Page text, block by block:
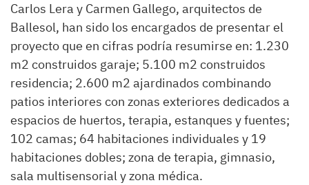
Carlos Lera y Carmen Gallego, arquitectos de
Ballesol, han sido los encargados de presentar el
proyecto que en cifras podría resumirse en: 1.230
m2 construidos garaje; 5.100 m2 construidos
residencia; 2.600 m2 ajardinados combinando
patios interiores con zonas exteriores dedicados a
espacios de huertos, terapia, estanques y fuentes;
102 camas; 64 habitaciones individuales y 19
habitaciones dobles; zona de terapia, gimnasio,
sala multisensorial y zona médica.